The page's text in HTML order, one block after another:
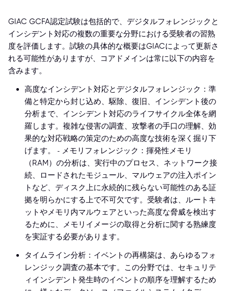
GIAC GCFA認定試験は包括的で、デジタルフォレンジックと
インシデント対応の複数の重要な分野における受験者の習熟
度を評価します。試験の具体的な概要はGIACによって更新さ
れる可能性がありますが、コアドメインは常に以下の内容を
含みます。
高度なインシデント対応とデジタルフォレンジック：準
備と特定から封じ込め、駆除、復旧、インシデント後の
分析まで、インシデント対応のライフサイクル全体を網
羅します。複雑な侵害の調査、攻撃者の手口の理解、効
果的な対応戦略の策定のための高度な技術を深く掘り下
げます。 - メモリフォレンジック：揮発性メモリ
（RAM）の分析は、実行中のプロセス、ネットワーク接
続、ロードされたモジュール、マルウェアの注入ポイン
トなど、ディスク上に永続的に残らない可能性のある証
拠を明らかにする上で不可欠です。受験者は、ルートキ
ットやメモリ内マルウェアといった高度な脅威を検出す
るために、メモリイメージの取得と分析に関する熟練度
を実証する必要があります。
タイムライン分析：イベントの再構築は、あらゆるフォ
レンジック調査の基本です。この分野では、セキュリテ
ィインシデント発生時のイベントの順序を理解するため